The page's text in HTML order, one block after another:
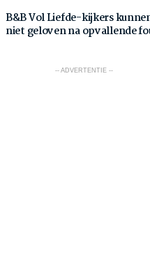
B&B Vol Liefde-kijkers
niet geloven na opvallende
-- ADVERTENTIE --